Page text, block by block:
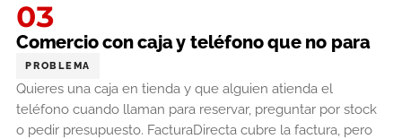
03
Comercio con caja y teléfono que no para
PROBLEMA
Quieres una caja en tienda y que alguien atienda el
teléfono cuando llaman para reservar, preguntar por stock
o pedir presupuesto. FacturaDirecta cubre la factura, pero